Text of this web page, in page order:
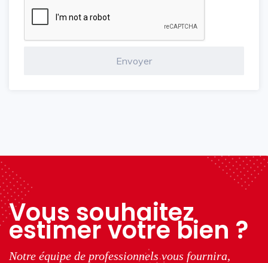
Vous souhaitez
estimer votre bien ?
Notre équipe de professionnels vous fournira,